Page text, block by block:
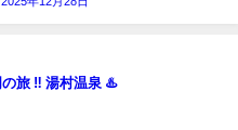
自転車・日本一周の旅 ‼︎ 湯村温泉 ♨️